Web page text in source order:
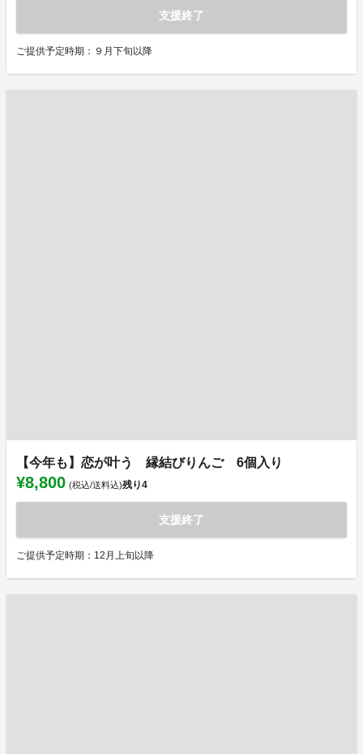
支援終了
ご提供予定時期：９月下旬以降
【今年も】恋が叶う 縁結びりんご 6個入り
¥8,800 (税込/送料込)残り4
支援終了
ご提供予定時期：12月上旬以降